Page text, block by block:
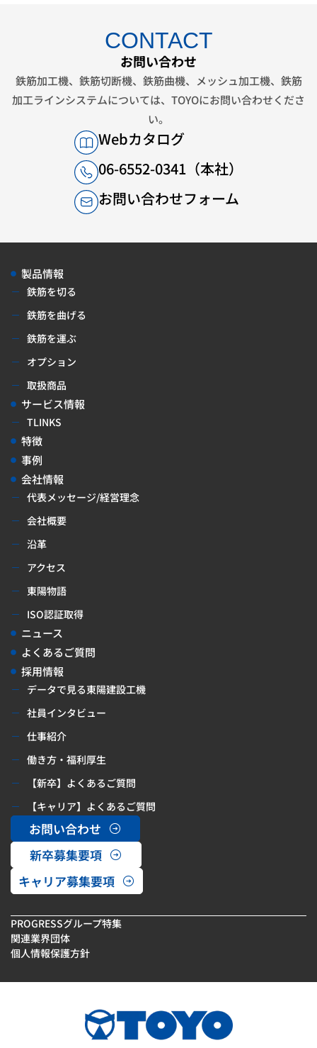
CONTACT
お問い合わせ
鉄筋加工機、鉄筋切断機、鉄筋曲機、メッシュ加工機、鉄筋
加工ラインシステムについては、 TOYOにお問い合わせくださ
い。
Webカタログ
06-6552-0341（本社）
お問い合わせフォーム
製品情報
鉄筋を切る
鉄筋を曲げる
鉄筋を運ぶ
オプション
取扱商品
サービス情報
TLINKS
特徴
事例
会社情報
代表メッセージ/経営理念
会社概要
沿革
アクセス
東陽物語
ISO認証取得
ニュース
よくあるご質問
採用情報
データで見る東陽建設工機
社員インタビュー
仕事紹介
働き方・福利厚生
【新卒】よくあるご質問
【キャリア】よくあるご質問
お問い合わせ
新卒募集要項
キャリア募集要項
PROGRESSグループ特集
関連業界団体
個人情報保護方針